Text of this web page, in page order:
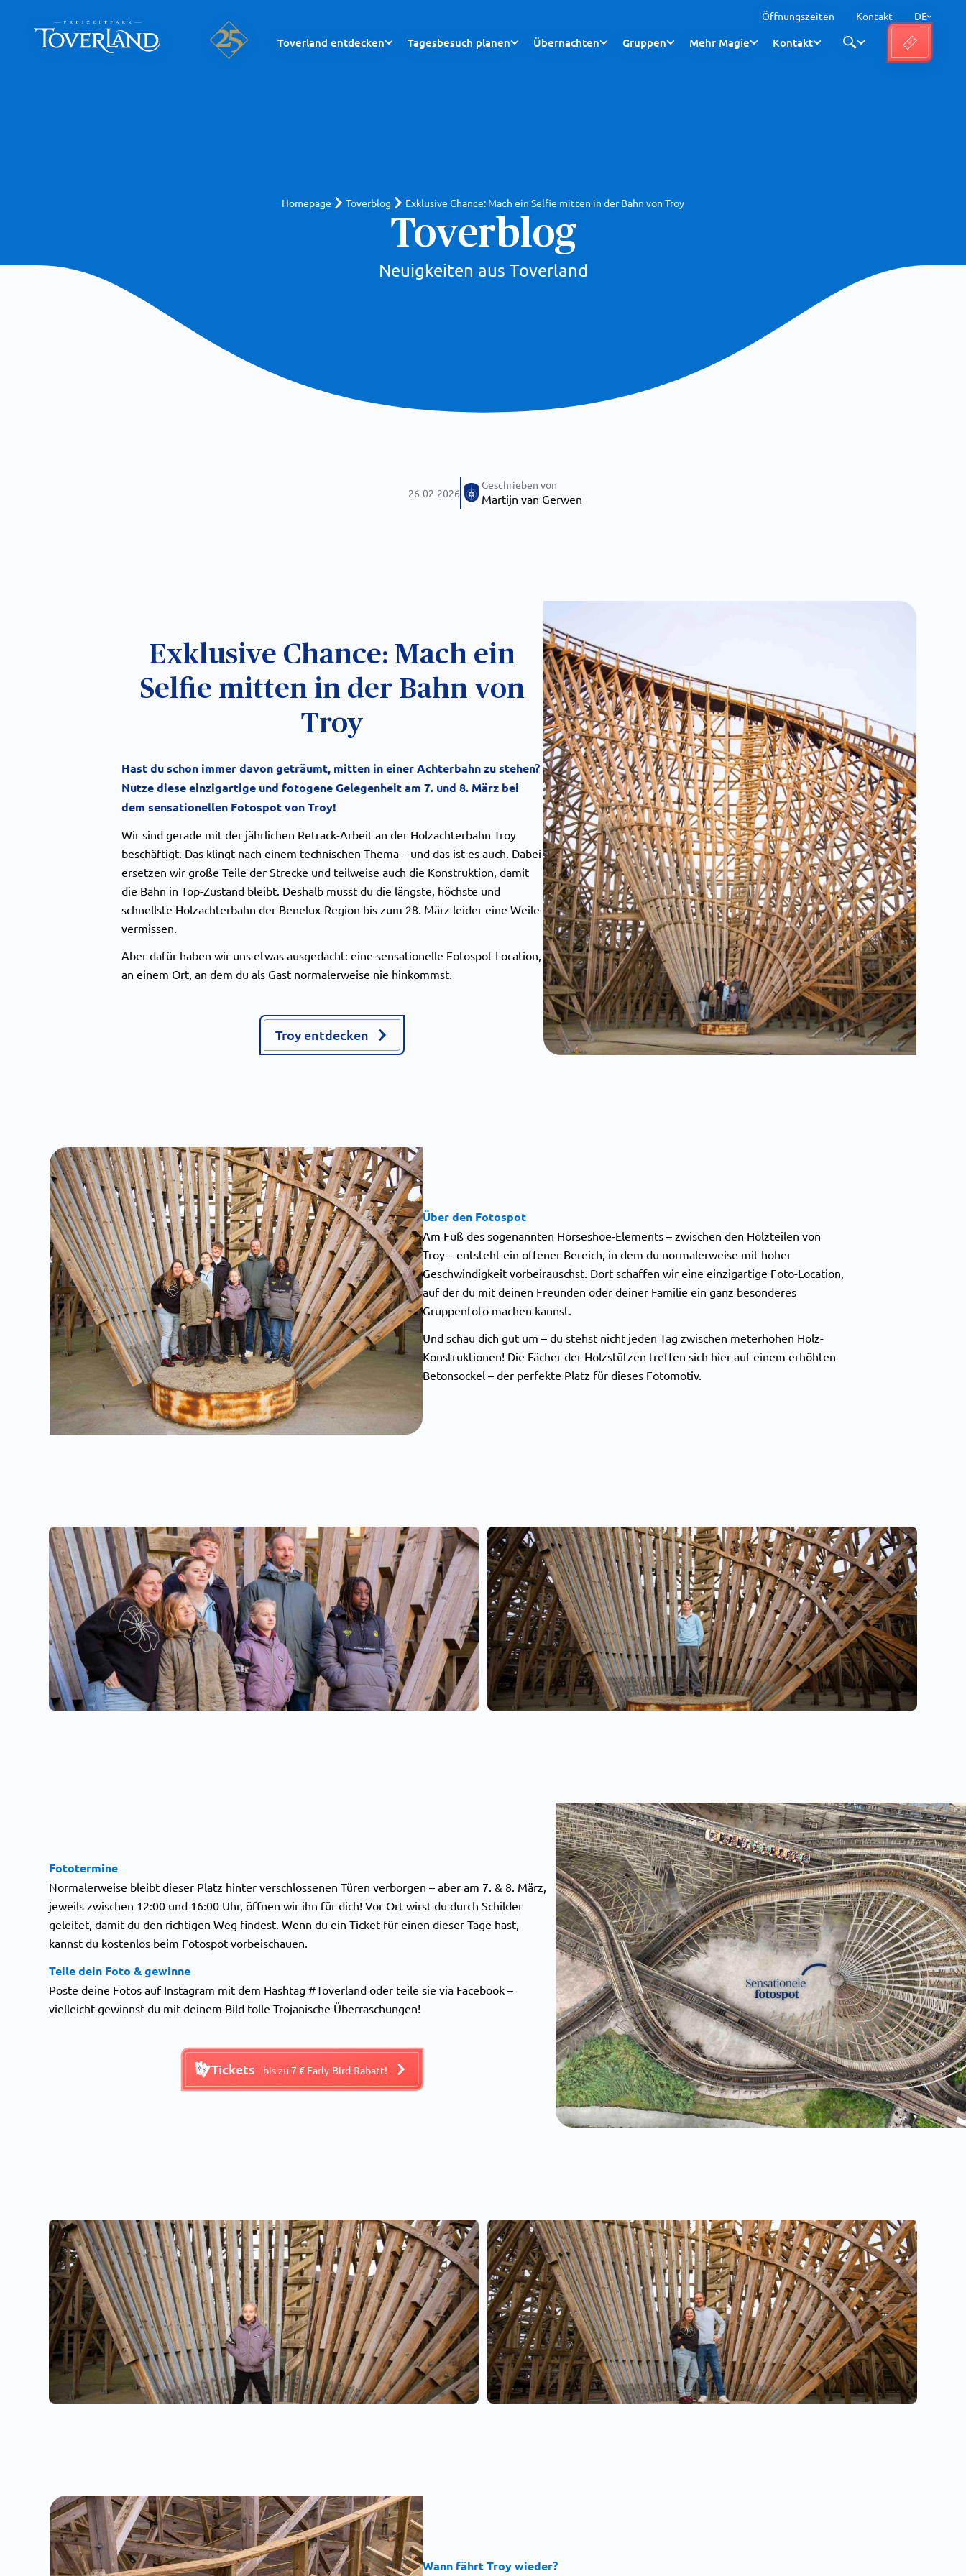
Öffnungszeiten Kontakt DE
Toverland entdecken Tagesbesuch planen Übernachten Gruppen Mehr Magie Kontakt
Homepage Toverblog Exklusive Chance: Mach ein Selfie mitten in der Bahn von Troy
Toverblog
Neuigkeiten aus Toverland
26-02-2026
Geschrieben von
Martijn van Gerwen
Exklusive Chance: Mach ein
Selfie mitten in der Bahn von
Troy
Hast du schon immer davon geträumt, mitten in einer Achterbahn zu stehen?
Nutze diese einzigartige und fotogene Gelegenheit am 7. und 8. März bei
dem sensationellen Fotospot von Troy!
Wir sind gerade mit der jährlichen Retrack-Arbeit an der Holzachterbahn Troy
beschäftigt. Das klingt nach einem technischen Thema – und das ist es auch. Dabei
ersetzen wir große Teile der Strecke und teilweise auch die Konstruktion, damit
die Bahn in Top-Zustand bleibt. Deshalb musst du die längste, höchste und
schnellste Holzachterbahn der Benelux-Region bis zum 28. März leider eine Weile
vermissen.
Aber dafür haben wir uns etwas ausgedacht: eine sensationelle Fotospot-Location,
an einem Ort, an dem du als Gast normalerweise nie hinkommst.
Troy entdecken
Über den Fotospot
Am Fuß des sogenannten Horseshoe-Elements – zwischen den Holzteilen von
Troy – entsteht ein offener Bereich, in dem du normalerweise mit hoher
Geschwindigkeit vorbeirauschst. Dort schaffen wir eine einzigartige Foto-Location,
auf der du mit deinen Freunden oder deiner Familie ein ganz besonderes
Gruppenfoto machen kannst.
Und schau dich gut um – du stehst nicht jeden Tag zwischen meterhohen Holz-
Konstruktionen! Die Fächer der Holzstützen treffen sich hier auf einem erhöhten
Betonsockel – der perfekte Platz für dieses Fotomotiv.
Fototermine
Normalerweise bleibt dieser Platz hinter verschlossenen Türen verborgen – aber am 7. & 8. März,
jeweils zwischen 12:00 und 16:00 Uhr, öffnen wir ihn für dich! Vor Ort wirst du durch Schilder
geleitet, damit du den richtigen Weg findest. Wenn du ein Ticket für einen dieser Tage hast,
kannst du kostenlos beim Fotospot vorbeischauen.
Teile dein Foto & gewinne
Poste deine Fotos auf Instagram mit dem Hashtag #Toverland oder teile sie via Facebook –
vielleicht gewinnst du mit deinem Bild tolle Trojanische Überraschungen!
Tickets bis zu 7 € Early-Bird-Rabatt!
Wann fährt Troy wieder?